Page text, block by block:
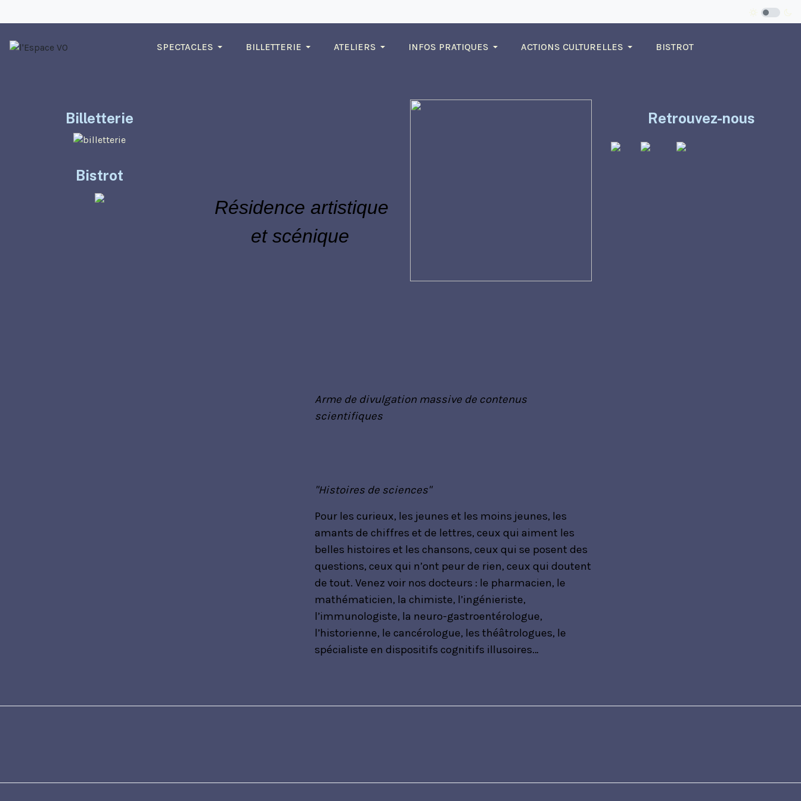
SPECTACLES BILLETTERIE ATELIERS INFOS PRATIQUES ACTIONS CULTURELLES BISTROT
Résidence artistique
et scénique
Arme de divulgation massive de contenus
scientifiques
"Histoires de sciences"
Pour les curieux, les jeunes et les moins jeunes, les
amants de chiffres et de lettres, ceux qui aiment les
belles histoires et les chansons, ceux qui se posent des
questions, ceux qui n’ont peur de rien, ceux qui doutent
de tout. Venez voir nos docteurs : le pharmacien, le
mathématicien, la chimiste, l’ingénieriste,
l’immunologiste, la neuro-gastroentérologue,
l’historienne, le cancérologue, les théâtrologues, le
spécialiste en dispositifs cognitifs illusoires…
Billetterie
Bistrot
Retrouvez-nous